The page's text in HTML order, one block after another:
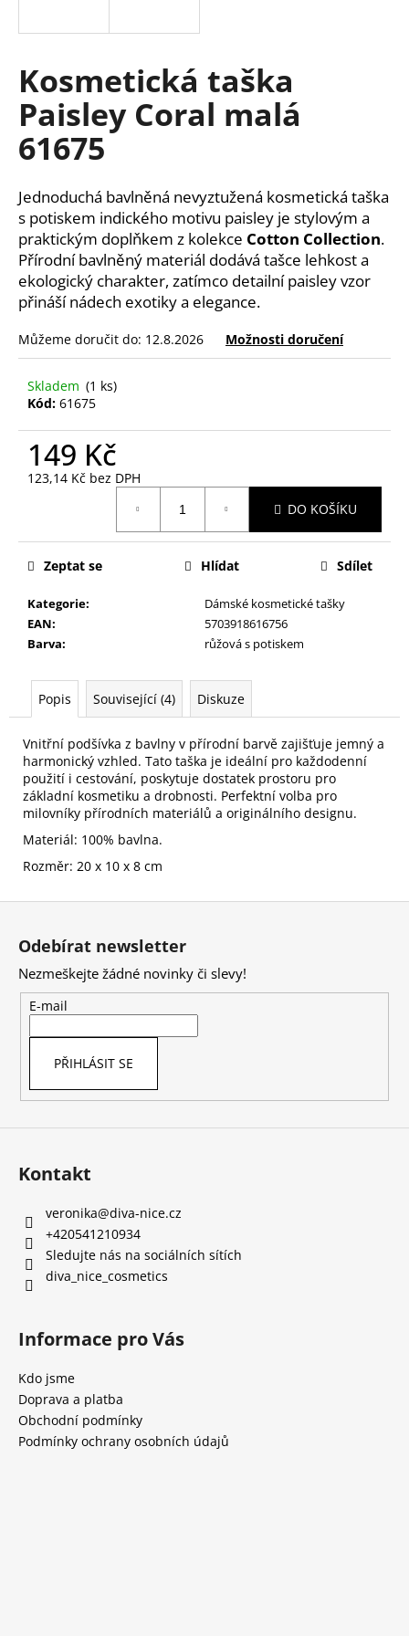
Kosmetická taška
Paisley Coral malá
61675
Jednoduchá bavlněná nevyztužená kosmetická taška
s potiskem indického motivu paisley je stylovým a
praktickým doplňkem z kolekce Cotton Collection.
Přírodní bavlněný materiál dodává tašce lehkost a
ekologický charakter, zatímco detailní paisley vzor
přináší nádech exotiky a elegance.
Můžeme doručit do: 12.8.2026 Možnosti doručení
Skladem (1 ks)
Kód: 61675
149 Kč
123,14 Kč bez DPH
DO KOŠÍKU
Kategorie:
Dámské kosmetické tašky
EAN:
5703918616756
Barva: růžová s potiskem
Zeptat se Hlídat Sdílet
Popis Související (4) Diskuze
Vnitřní podšívka z bavlny v přírodní barvě zajišťuje jemný a
harmonický vzhled. Tato taška je ideální pro každodenní
použití i cestování, poskytuje dostatek prostoru pro
základní kosmetiku a drobnosti. Perfektní volba pro
milovníky přírodních materiálů a originálního designu.
Materiál: 100% bavlna.
Rozměr: 20 x 10 x 8 cm
í
t
?
HLEDAT
D
o
p
o
u
u
e
NALEPOVACÍ
SAMOLEPÍCÍ
WISPY
V0035
89
Z
Odebírat newsletter
Nezmeškejte žádné novinky či slevy!
E-mail
PŘIHLÁSIT SE
Kontakt
veronika@diva-nice.cz
+420541210934
Sledujte nás na sociálních sítích
diva_nice_cosmetics
Informace pro Vás
Kdo jsme
Doprava a platba
Obchodní podmínky
Podmínky ochrany osobních údajů